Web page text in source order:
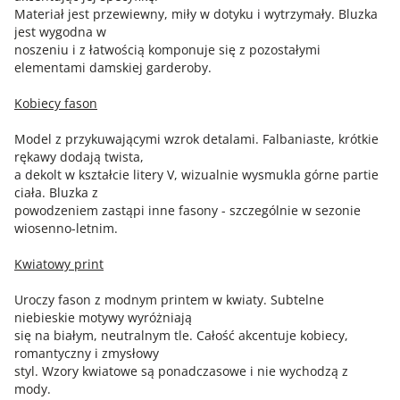
Materiał jest przewiewny, miły w dotyku i wytrzymały. Bluzka
jest wygodna w
noszeniu i z łatwością komponuje się z pozostałymi
elementami damskiej garderoby.
Kobiecy fason
Model z przykuwającymi wzrok detalami. Falbaniaste, krótkie
rękawy dodają twista,
a dekolt w kształcie litery V, wizualnie wysmukla górne partie
ciała. Bluzka z
powodzeniem zastąpi inne fasony - szczególnie w sezonie
wiosenno-letnim.
Kwiatowy print
Uroczy fason z modnym printem w kwiaty. Subtelne
niebieskie motywy wyróżniają
się na białym, neutralnym tle. Całość akcentuje kobiecy,
romantyczny i zmysłowy
styl. Wzory kwiatowe są ponadczasowe i nie wychodzą z
mody.